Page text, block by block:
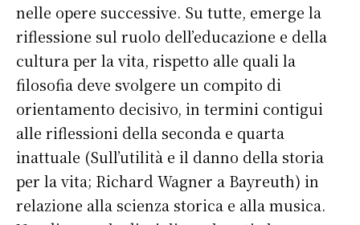
nelle opere successive. Su tutte, emerge la
riflessione sul ruolo dell’educazione e della
cultura per la vita, rispetto alle quali la
filosofia deve svolgere un compito di
orientamento decisivo, in termini contigui
alle riflessioni della seconda e quarta
inattuale (Sull’utilità e il danno della storia
per la vita; Richard Wagner a Bayreuth) in
relazione alla scienza storica e alla musica.